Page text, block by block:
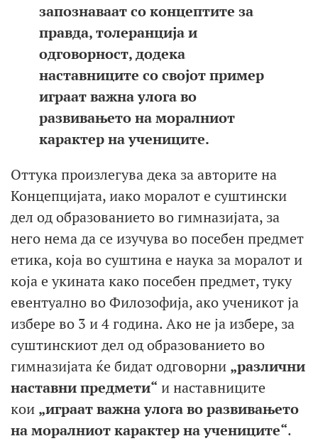
запознаваат со концептите за
правда, толеранција и
одговорност, додека
наставниците со својот пример
играат важна улога во
развивањето на моралниот
карактер на учениците.
Оттука произлегува дека за авторите на
Концепцијата, иако моралот е суштински
дел од образованието во гимназијата, за
него нема да се изучува во посебен предмет
етика, која во суштина е наука за моралот и
која е укината како посебен предмет, туку
евентуално во Филозофија, ако ученикот ја
избере во 3 и 4 година. Ако не ја избере, за
суштинскиот дел од образованието во
гимназијата ќе бидат одговорни „различни
наставни предмети“ и наставниците
кои „играат важна улога во развивањето
на моралниот карактер на учениците“.